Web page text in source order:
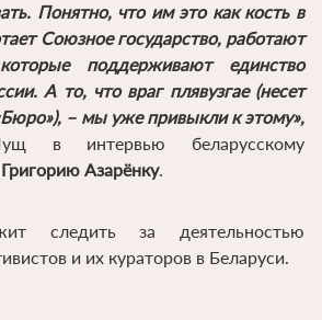
Понятно, что им это как кость в
Союзное государство, работают
поддерживают единство
А то, что враг плявузгае (несет
– мы уже привыкли к этому»,
в интервью беларусскому
Григорию Азарёнку.
следить за деятельностью
и их кураторов в Беларуси.